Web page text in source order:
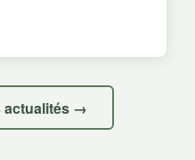
actualités →